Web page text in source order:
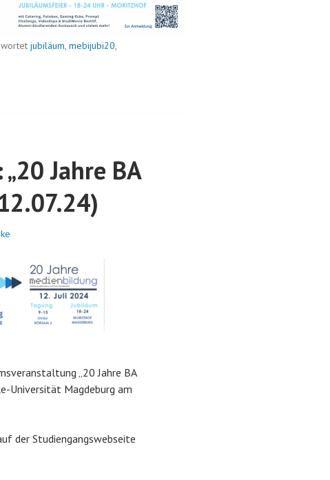
jubiläum, mebijubi20,
Jahre BA
„20 Jahre BA
Universität Magdeburg am
der Studiengangswebseite